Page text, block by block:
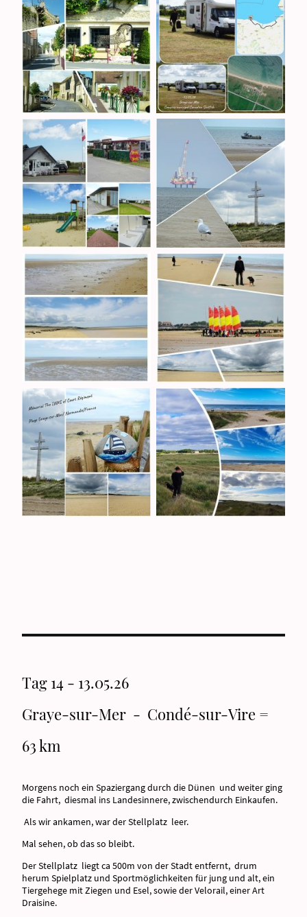
Tag 14 - 13.05.26
Graye-sur-Mer - Condé-sur-Vire =
63 km
Morgens noch ein Spaziergang durch die Dünen und weiter ging
die Fahrt, diesmal ins Landesinnere, zwischendurch Einkaufen.
Als wir ankamen, war der Stellplatz leer.
Mal sehen, ob das so bleibt.
Der Stellplatz liegt ca 500m von der Stadt entfernt, drum
herum Spielplatz und Sportmöglichkeiten für jung und alt, ein
Tiergehege mit Ziegen und Esel, sowie der Velorail, einer Art
Draisine.